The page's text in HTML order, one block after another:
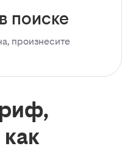
поиске
произнесите